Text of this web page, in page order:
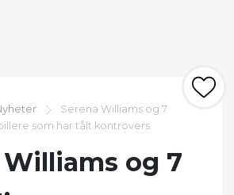
Serena Williams og 7
som har tålt kontrovers
Williams og 7